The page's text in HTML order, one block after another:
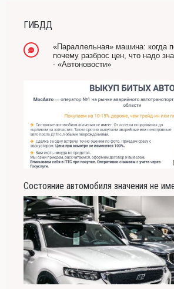
-- Лучшее, что можно сделать с хорошим советом,
Он никогда не бывает полезен никому, кроме
ГИБДД
«Параллельная» машина: когда
почему разброс цен, что надо
- «Автоновости»
Состояние автомобиля значения не